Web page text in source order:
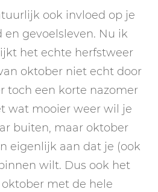
ook invloed op je
gevoelsleven. Nu ik
het echte herfstweer
oktober niet echt door
toch een korte nazomer
wat mooier weer wil je
buiten, maar oktober
eigenlijk aan dat je (ook
wilt. Dus ook het
met de hele